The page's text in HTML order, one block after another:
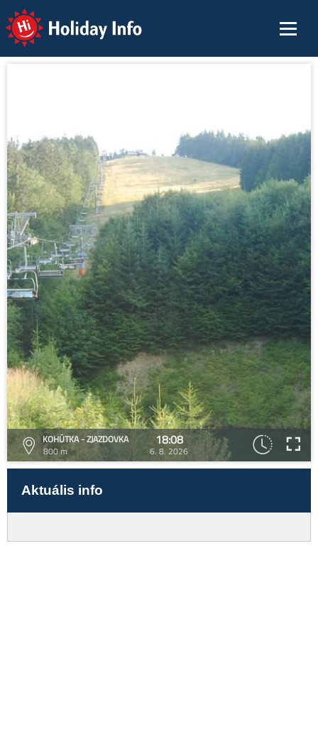
Holiday Info
KOHÚTKA - ZJAZDOVKA
800 m
18:08
6. 8. 2026
Aktuális info